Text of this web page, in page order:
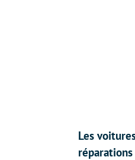
Les